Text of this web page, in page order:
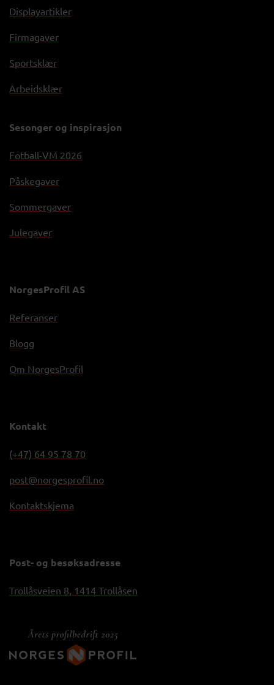
Displayartikler
Firmagaver
Sportsklær
Arbeidsklær
Sesonger og inspirasjon
Fotball-VM 2026
Påskegaver
Sommergaver
Julegaver
NorgesProfil AS
Referanser
Blogg
Om NorgesProfil
Kontakt
(+47) 64 95 78 70
post@norgesprofil.no
Kontaktskjema
Post- og besøksadresse
Trollåsveien 8, 1414 Trollåsen